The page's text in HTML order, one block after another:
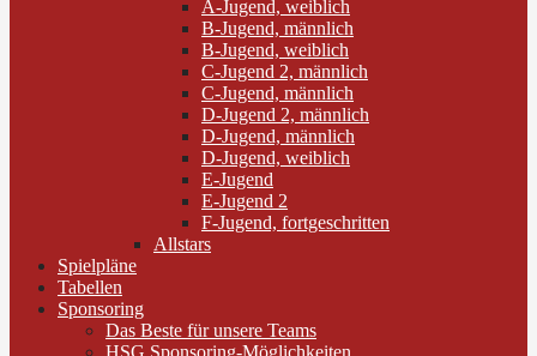
A-Jugend, weiblich
B-Jugend, männlich
B-Jugend, weiblich
C-Jugend 2, männlich
C-Jugend, männlich
D-Jugend 2, männlich
D-Jugend, männlich
D-Jugend, weiblich
E-Jugend
E-Jugend 2
F-Jugend, fortgeschritten
Allstars
Spielpläne
Tabellen
Sponsoring
Das Beste für unsere Teams
HSG Sponsoring-Möglichkeiten